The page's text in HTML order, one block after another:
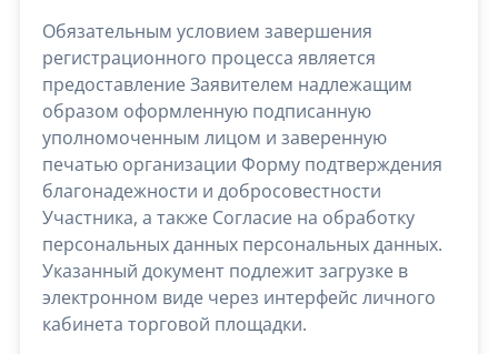
Обязательным условием завершения
регистрационного процесса является
предоставление Заявителем надлежащим
образом оформленную подписанную
уполномоченным лицом и заверенную
печатью организации Форму подтверждения
благонадежности и добросовестности
Участника, а также Согласие на обработку
персональных данных персональных данных.
Указанный документ подлежит загрузке в
электронном виде через интерфейс личного
кабинета торговой площадки.